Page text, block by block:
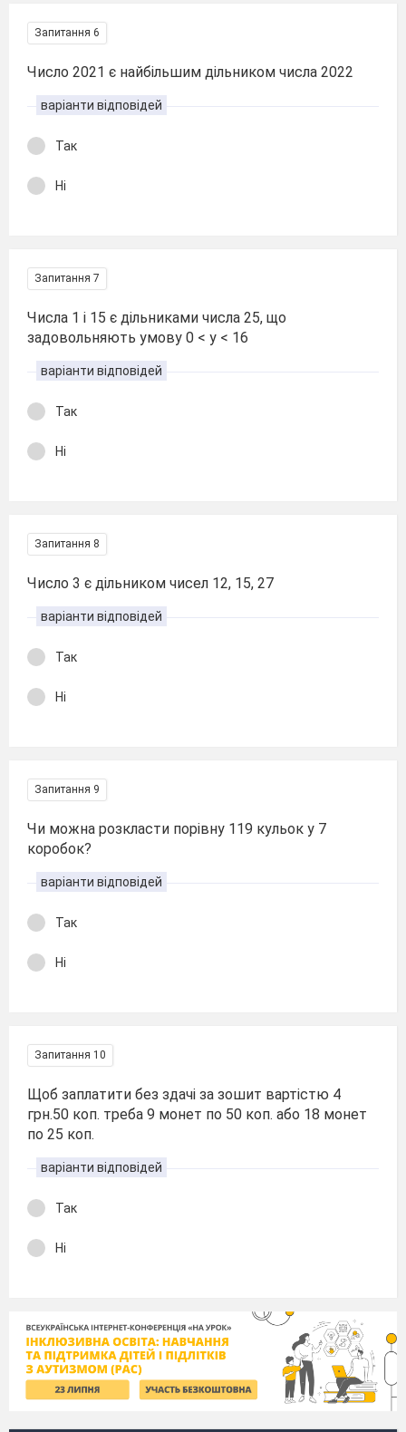
Запитання 6
Число 2021 є найбільшим дільником числа 2022
варіанти відповідей
Так
Ні
Запитання 7
Числа 1 і 15 є дільниками числа 25, що
задовольняють умову 0 < y < 16
варіанти відповідей
Так
Ні
Запитання 8
Число 3 є дільником чисел 12, 15, 27
варіанти відповідей
Так
Ні
Запитання 9
Чи можна розкласти порівну 119 кульок у 7
коробок?
варіанти відповідей
Так
Ні
Запитання 10
Щоб заплатити без здачі за зошит вартістю 4
грн.50 коп. треба 9 монет по 50 коп. або 18 монет
по 25 коп.
варіанти відповідей
Так
Ні